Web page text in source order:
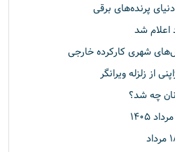
پرنده‌های برقی
اعلام شد
شهری کارکرده خارجی
از زلزله ویرانگر
چه شد؟